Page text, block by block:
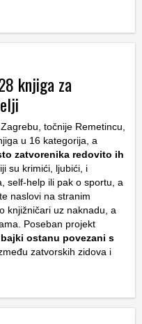
knjiga za
točnije Remetincu,
u 16 kategorija, a
zatvorenika redovito ih
su krimići, ljubići, i
self-help ili pak o sportu, a
naslovi na stranim
knjižničari uz naknadu, a
Poseban projekt
ostanu povezani s
zatvorskih zidova i